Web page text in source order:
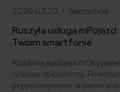
2026.03.20 • Samochód
Ruszyła usługa
Twoim smartfonie
Rządowa aplikacja
cyfrowe dokumenty. Po
przechowywanie w swoim